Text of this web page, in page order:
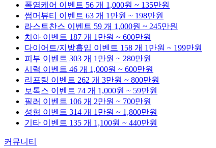
폭염케어 이벤트 56 개 1,000원 ~ 135만원
썸머뷰티 이벤트 63 개 1만원 ~ 198만원
라스트찬스 이벤트 59 개 1,000원 ~ 245만원
치아 이벤트 187 개 1만원 ~ 600만원
다이어트/지방흡입 이벤트 158 개 1만원 ~ 199만원
피부 이벤트 303 개 1만원 ~ 280만원
시력 이벤트 46 개 1,000원 ~ 600만원
리프팅 이벤트 262 개 3만원 ~ 800만원
보톡스 이벤트 74 개 1,000원 ~ 59만원
필러 이벤트 106 개 2만원 ~ 700만원
성형 이벤트 314 개 1만원 ~ 1,800만원
기타 이벤트 135 개 1,100원 ~ 440만원
커뮤니티